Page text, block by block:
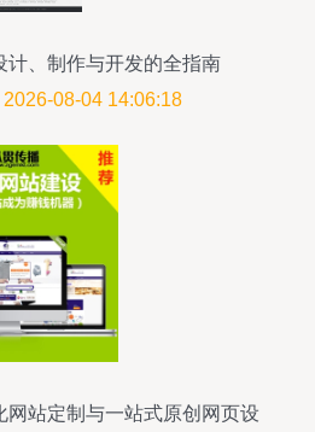
计、制作与开发的全指南
08-04 14:06:18
网站定制与一站式原创网页设